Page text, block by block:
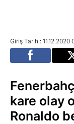
Giriş Tarihi: 11.12.2020
kare olay
Ronaldo